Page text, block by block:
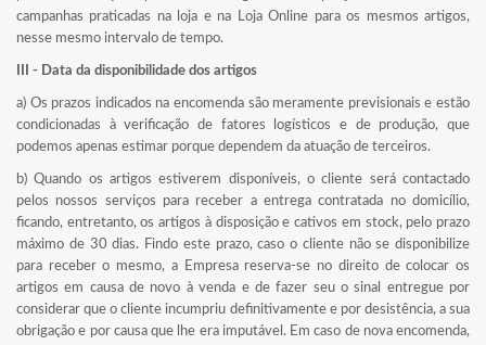
campanhas praticadas na loja e na Loja Online para os mesmos artigos,
nesse mesmo intervalo de tempo.
III - Data da disponibilidade dos artigos
a) Os prazos indicados na encomenda são meramente previsionais e estão
condicionadas à verificação de fatores logísticos e de produção, que
podemos apenas estimar porque dependem da atuação de terceiros.
b) Quando os artigos estiverem disponíveis, o cliente será contactado
pelos nossos serviços para receber a entrega contratada no domicílio,
ficando, entretanto, os artigos à disposição e cativos em stock, pelo prazo
máximo de 30 dias. Findo este prazo, caso o cliente não se disponibilize
para receber o mesmo, a Empresa reserva-se no direito de colocar os
artigos em causa de novo à venda e de fazer seu o sinal entregue por
considerar que o cliente incumpriu definitivamente e por desistência, a sua
obrigação e por causa que lhe era imputável. Em caso de nova encomenda,